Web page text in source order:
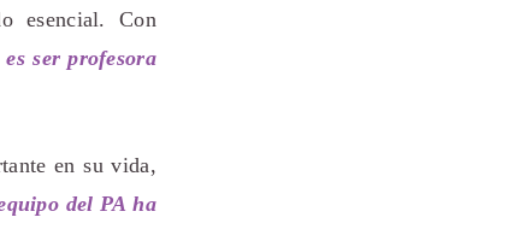
esencial. Con
ser profesora
en su vida,
del PA ha